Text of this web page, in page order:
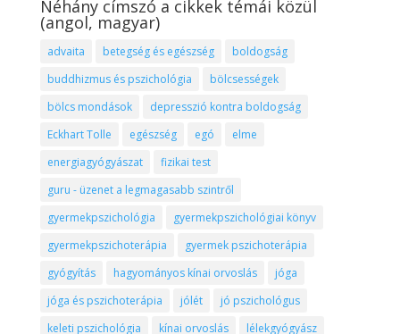
Néhány címszó a cikkek témái közül
(angol, magyar)
advaita betegség és egészség
boldogság
buddhizmus és pszichológia
bölcsességek
bölcs mondások
depresszió kontra boldogság
Eckhart Tolle
egészség egó
elme
energiagyógyászat
fizikai test
guru - üzenet a legmagasabb szintről
gyermekpszichológia
gyermekpszichológiai könyv
gyermekpszichoterápia
gyermek pszichoterápia
gyógyítás
hagyományos kínai orvoslás
jóga
jóga és pszichoterápia
jólét
jó pszichológus
keleti pszichológia
kínai orvoslás
lélekgyógyász